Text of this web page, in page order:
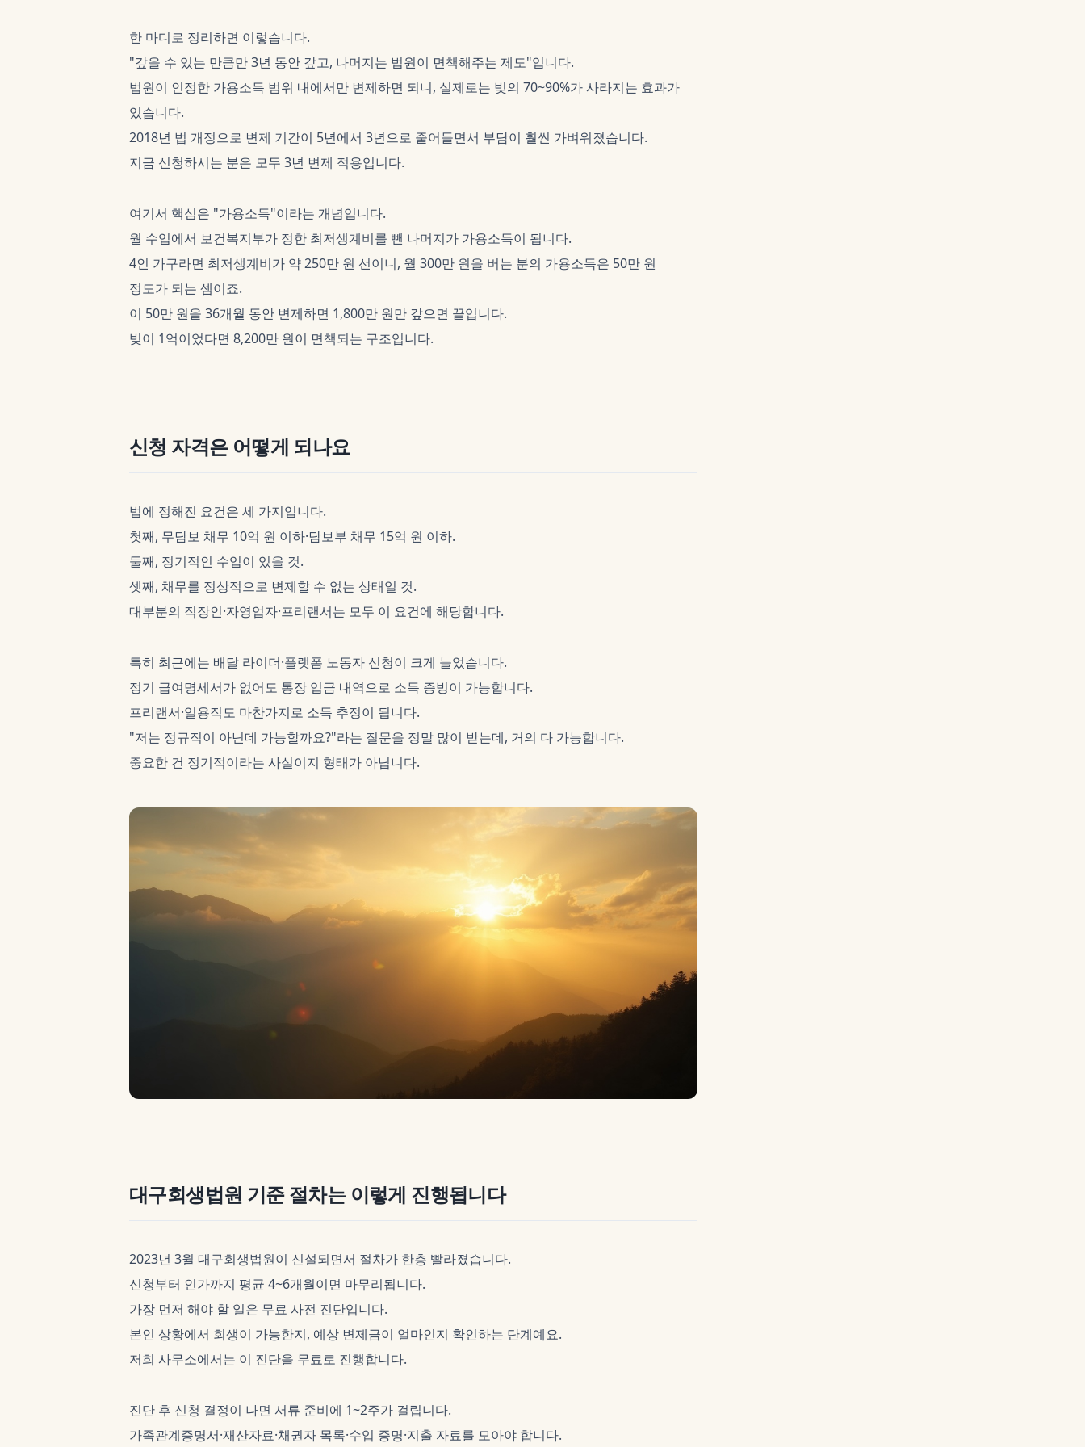
한 마디로 정리하면 이렇습니다.
"갚을 수 있는 만큼만 3년 동안 갚고, 나머지는 법원이 면책해주는 제도"입니다.
법원이 인정한 가용소득 범위 내에서만 변제하면 되니, 실제로는 빚의 70~90%가 사라지는 효과가
있습니다.
2018년 법 개정으로 변제 기간이 5년에서 3년으로 줄어들면서 부담이 훨씬 가벼워졌습니다.
지금 신청하시는 분은 모두 3년 변제 적용입니다.
여기서 핵심은 "가용소득"이라는 개념입니다.
월 수입에서 보건복지부가 정한 최저생계비를 뺀 나머지가 가용소득이 됩니다.
4인 가구라면 최저생계비가 약 250만 원 선이니, 월 300만 원을 버는 분의 가용소득은 50만 원
정도가 되는 셈이죠.
이 50만 원을 36개월 동안 변제하면 1,800만 원만 갚으면 끝입니다.
빚이 1억이었다면 8,200만 원이 면책되는 구조입니다.
신청 자격은 어떻게 되나요
법에 정해진 요건은 세 가지입니다.
첫째, 무담보 채무 10억 원 이하·담보부 채무 15억 원 이하.
둘째, 정기적인 수입이 있을 것.
셋째, 채무를 정상적으로 변제할 수 없는 상태일 것.
대부분의 직장인·자영업자·프리랜서는 모두 이 요건에 해당합니다.
특히 최근에는 배달 라이더·플랫폼 노동자 신청이 크게 늘었습니다.
정기 급여명세서가 없어도 통장 입금 내역으로 소득 증빙이 가능합니다.
프리랜서·일용직도 마찬가지로 소득 추정이 됩니다.
"저는 정규직이 아닌데 가능할까요?"라는 질문을 정말 많이 받는데, 거의 다 가능합니다.
중요한 건 정기적이라는 사실이지 형태가 아닙니다.
대구회생법원 기준 절차는 이렇게 진행됩니다
2023년 3월 대구회생법원이 신설되면서 절차가 한층 빨라졌습니다.
신청부터 인가까지 평균 4~6개월이면 마무리됩니다.
가장 먼저 해야 할 일은 무료 사전 진단입니다.
본인 상황에서 회생이 가능한지, 예상 변제금이 얼마인지 확인하는 단계예요.
저희 사무소에서는 이 진단을 무료로 진행합니다.
진단 후 신청 결정이 나면 서류 준비에 1~2주가 걸립니다.
가족관계증명서·재산자료·채권자 목록·수입 증명·지출 자료를 모아야 합니다.